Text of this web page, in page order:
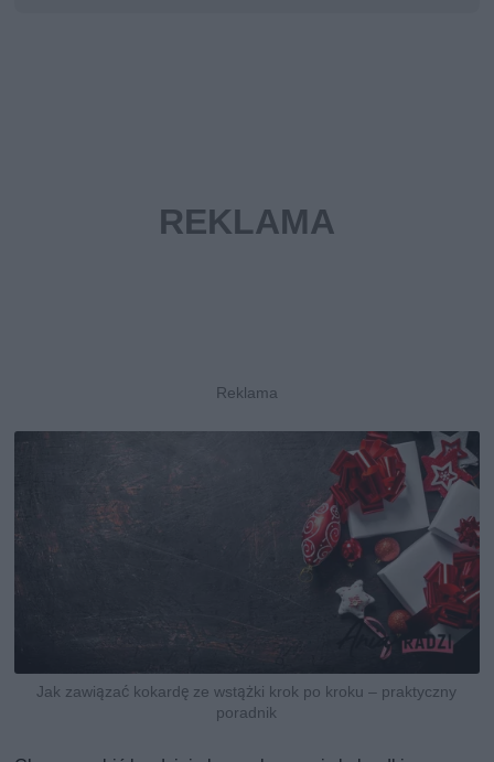
Jak zawiązać kokardę ze wstążki krok po kroku – praktyczny
poradnik